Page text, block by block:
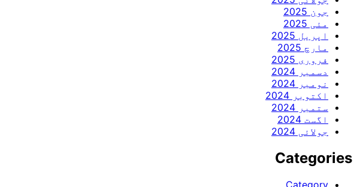
جون 2025
مئی 2025
اپریل 2025
مارچ 2025
فروری 2025
دسمبر 2024
نومبر 2024
اکتوبر 2024
ستمبر 2024
اگست 2024
جولائی 2024
Categories
Category